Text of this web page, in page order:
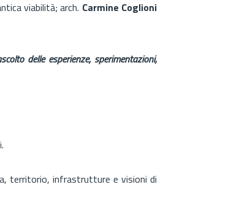
viabilità; arch. Carmine Coglioni
delle esperienze, sperimentazioni,
territorio, infrastrutture e visioni di